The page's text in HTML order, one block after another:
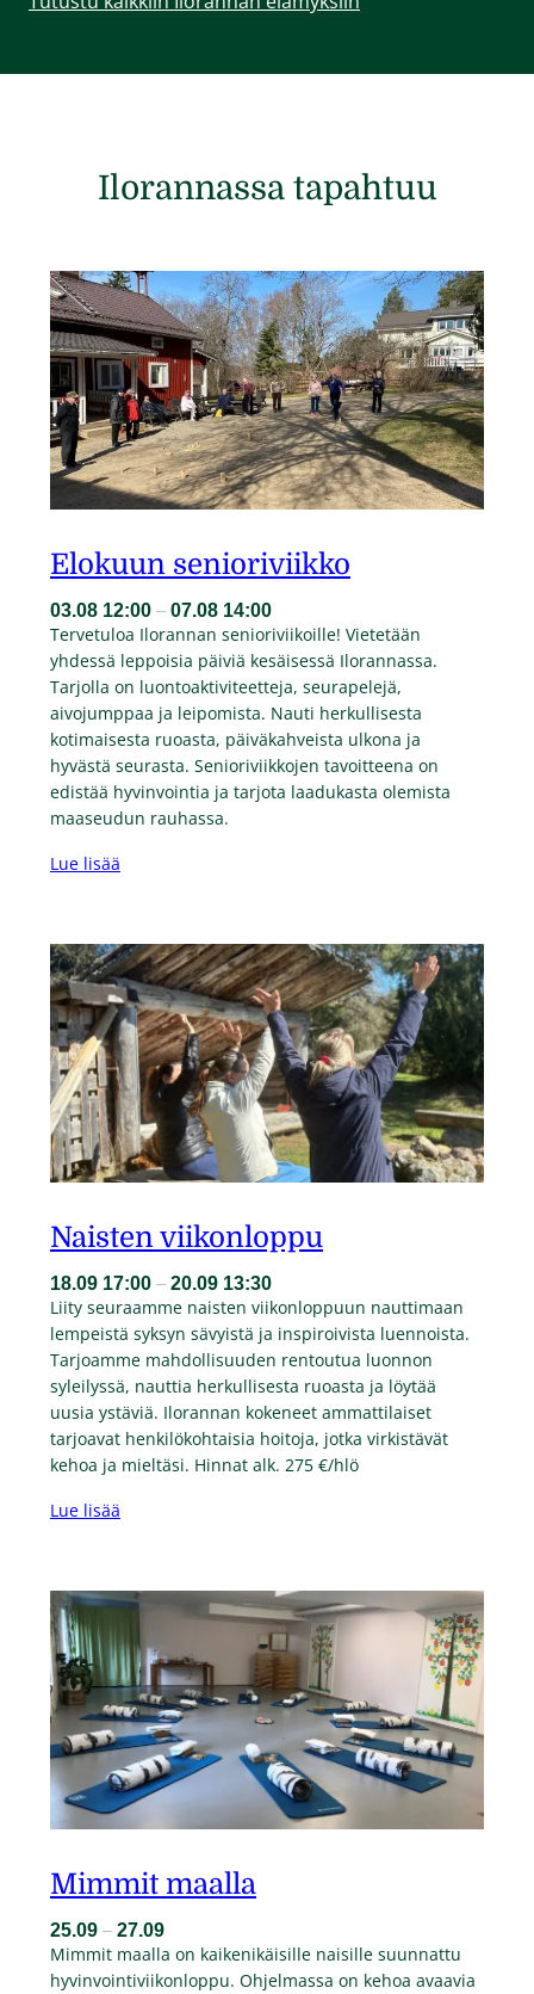
Ilorannassa tapahtuu
Elokuun senioriviikko
03.08 12:00 – 07.08 14:00
Tervetuloa Ilorannan senioriviikoille! Vietetään
yhdessä leppoisia päiviä kesäisessä Ilorannassa.
Tarjolla on luontoaktiviteetteja, seurapelejä,
aivojumppaa ja leipomista. Nauti herkullisesta
kotimaisesta ruoasta, päiväkahveista ulkona ja
hyvästä seurasta. Senioriviikkojen tavoitteena on
edistää hyvinvointia ja tarjota laadukasta olemista
maaseudun rauhassa.
Lue lisää
Naisten viikonloppu
18.09 17:00 – 20.09 13:30
Liity seuraamme naisten viikonloppuun nauttimaan
lempeistä syksyn sävyistä ja inspiroivista luennoista.
Tarjoamme mahdollisuuden rentoutua luonnon
syleilyssä, nauttia herkullisesta ruoasta ja löytää
uusia ystäviä. Ilorannan kokeneet ammattilaiset
tarjoavat henkilökohtaisia hoitoja, jotka virkistävät
kehoa ja mieltäsi. Hinnat alk. 275 €/hlö
Lue lisää
Mimmit maalla
25.09 – 27.09
Mimmit maalla on kaikenikäisille naisille suunnattu
hyvinvointiviikonloppu. Ohjelmassa on kehoa avaavia